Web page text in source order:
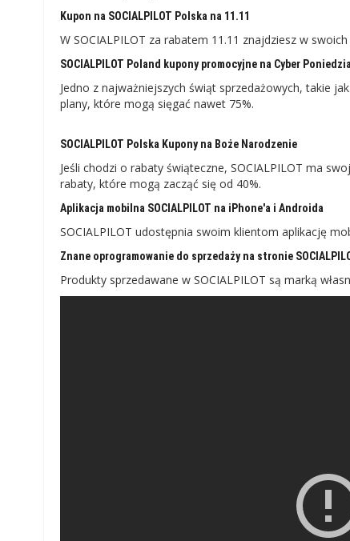
Kupon na SOCIALPILOT Polska na 11.11
W SOCIALPILOT za rabatem 11.11 znajdziesz w
SOCIALPILOT Poland kupony promocyjne na Cyber
Jedno z najważniejszych świąt sprzedażowych, takie
plany, które mogą sięgać nawet 75%.
SOCIALPILOT Polska Kupony na Boże Narodzenie
Jeśli chodzi o rabaty świąteczne, SOCIALPILOT ma
rabaty, które mogą zacząć się od 40%.
Aplikacja mobilna SOCIALPILOT na iPhone'a i Androida
SOCIALPILOT udostępnia swoim klientom aplikację
Znane oprogramowanie do sprzedaży na stronie
Produkty sprzedawane w SOCIALPILOT są marką